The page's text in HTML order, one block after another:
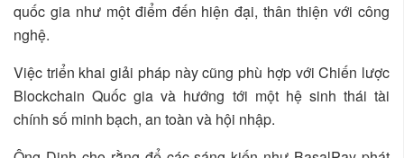
quốc gia như một điểm đến hiện đại, thân thiện với công
nghệ.
Việc triển khai giải pháp này cũng phù hợp với Chiến lược
Blockchain Quốc gia và hướng tới một hệ sinh thái tài
chính số minh bạch, an toàn và hội nhập.